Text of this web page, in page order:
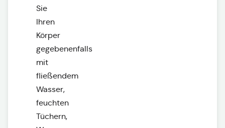
Sie
Ihren
Körper
gegebenenfalls
mit
fließendem
Wasser,
feuchten
Tüchern,